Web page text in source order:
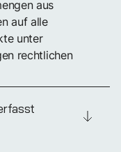
aus
auf alle
unter
rechtlichen